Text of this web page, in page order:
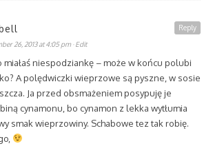
26, 2013 at 4:05 pm · Edit
miałaś niespodziankę – może w końcu polubi
A polędwiczki wieprzowe są pyszne, w sosie
Ja przed obsmażeniem posypuję je
cynamonu, bo cynamon z lekka wytłumia
smak wieprzowiny. Schabowe tez tak robię.
Reply